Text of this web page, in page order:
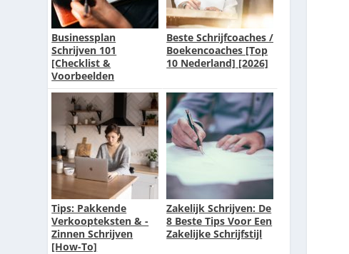
Businessplan
Schrijven 101
[Checklist &
Voorbeelden
Ondernemingsplan]
Beste Schrijfcoaches /
Boekencoaches [Top
10 Nederland] [2026]
Tips: Pakkende
Verkoopteksten & -
Zinnen Schrijven
[How-To]
Zakelijk Schrijven: De
8 Beste Tips Voor Een
Zakelijke Schrijfstijl